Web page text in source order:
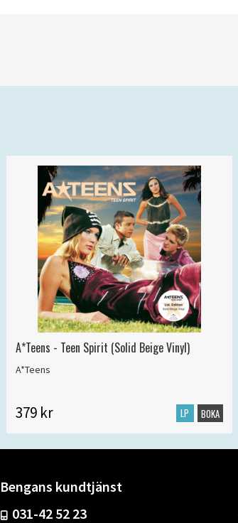
A*Teens - Teen Spirit (Solid Beige Vinyl)
A*Teens
379 kr LP BOKA
Bengans kundtjänst
031-42 52 23